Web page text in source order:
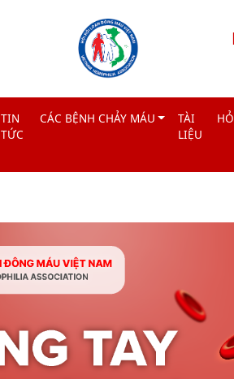
TIN
TỨC
CÁC BỆNH CHẢY MÁU
TÀI
LIỆU